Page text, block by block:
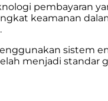
pembayaran
keamanan
sistem
menjadi